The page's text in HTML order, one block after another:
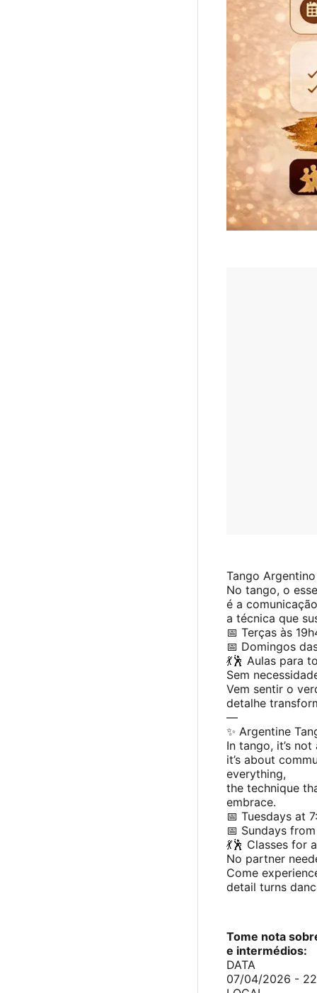
Tango
No tango, o
é a
a técnica que
📅 Terças às
📅 Domingos
💃🕺 Aulas para
Sem
Vem sentir o
detalhe
—
✨ Argentine
In tango, it’s
it’s about
everything,
the technique
embrace.
📅 Tuesdays at
📅 Sundays
💃🕺 Classes for
No partner
Come
detail turns
Tome nota
e intermédios:
DATA
07/04/2026 -